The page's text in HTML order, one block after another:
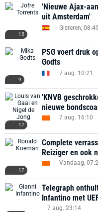
15
'Nieuwe Ajax-
uit Amsterdam'
Gisteren, 08:49
9
PSG voert druk
Godts
7 aug. 10:21
17
'KNVB
nieuwe
7 aug. 16:10
17
Complete
Reiziger en ook
Vandaag,
Telegraph
Infantino met
7 aug. 23:14